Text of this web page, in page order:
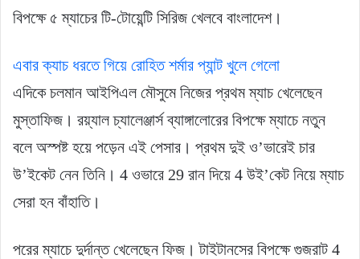
বিপক্ষে ৫ ম্যাচের টি-টোয়েন্টি সিরিজ খেলবে বাংলাদেশ।
এবার ক্যাচ ধরতে গিয়ে রোহিত শর্মার প্যান্ট খুলে গেলো
এদিকে চলমান আইপিএল মৌসুমে নিজের প্রথম ম্যাচ খেলেছেন
মুস্তাফিজ। রয়্যাল চ্যালেঞ্জার্স ব্যাঙ্গালোরের বিপক্ষে ম্যাচে নতুন
বলে অস্পষ্ট হয়ে পড়েন এই পেসার। প্রথম দুই ও’ভারেই চার
উ’ইকেট নেন তিনি। 4 ওভারে 29 রান দিয়ে 4 উই’কেট নিয়ে ম্যাচ
সেরা হন বাঁহাতি।
পরের ম্যাচে দুর্দান্ত খেলেছেন ফিজ। টাইটানসের বিপক্ষে গুজরাট 4